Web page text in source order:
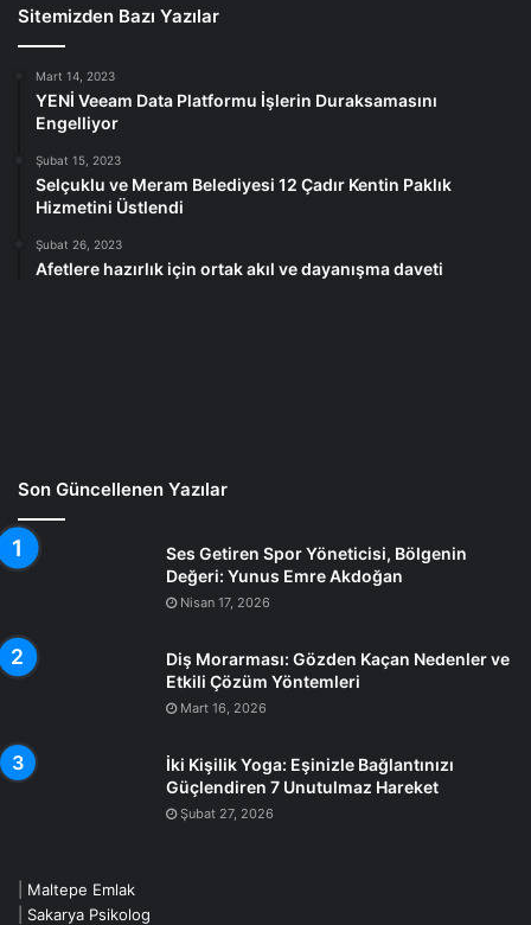
Sitemizden Bazı Yazılar
Mart 14, 2023
YENİ Veeam Data Platformu İşlerin Duraksamasını
Engelliyor
Şubat 15, 2023
Selçuklu ve Meram Belediyesi 12 Çadır Kentin Paklık
Hizmetini Üstlendi
Şubat 26, 2023
Afetlere hazırlık için ortak akıl ve dayanışma daveti
Son Güncellenen Yazılar
Ses Getiren Spor Yöneticisi, Bölgenin
Değeri: Yunus Emre Akdoğan
Nisan 17, 2026
Diş Morarması: Gözden Kaçan Nedenler ve
Etkili Çözüm Yöntemleri
Mart 16, 2026
İki Kişilik Yoga: Eşinizle Bağlantınızı
Güçlendiren 7 Unutulmaz Hareket
Şubat 27, 2026
Maltepe Emlak
Sakarya Psikolog